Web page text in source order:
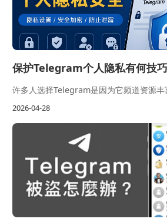
保护Telegram个人隐私有何技
许多人选择Telegram是因为它频道资源
2026-04-28